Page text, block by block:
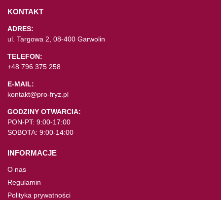
KONTAKT
ADRES:
ul. Targowa 2, 08-400 Garwolin
TELEFON:
+48 796 375 258
E-MAIL:
kontakt@pro-fryz.pl
GODZINY OTWARCIA:
PON-PT: 9:00-17:00
SOBOTA: 9:00-14:00
INFORMACJE
O nas
Regulamin
Polityka prywatności